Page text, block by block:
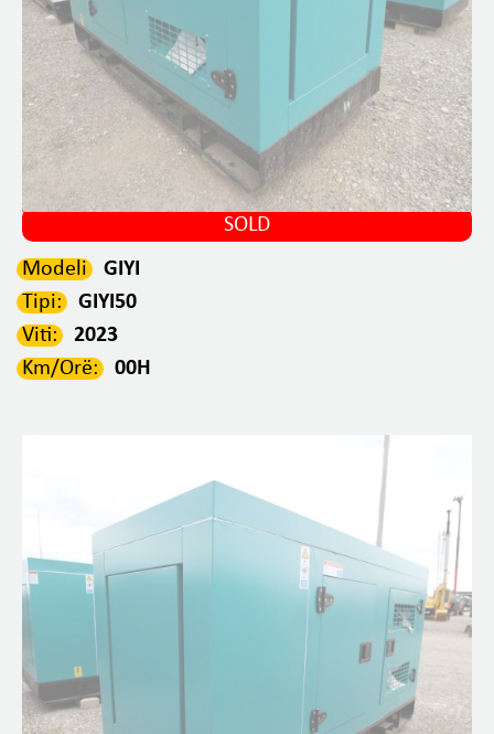
SOLD
Modeli
GIYI
Tipi:
GIYI50
Viti:
2023
Km/Orë:
00H